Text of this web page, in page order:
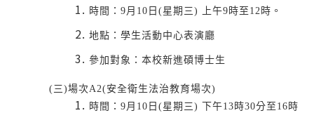
時間：9月10日(星期三) 上午9時至12時。
地點：學生活動中心表演廳
參加對象：本校新進碩博士生
(三)場次A2(安全衛生法治教育場次)
時間：9月10日(星期三) 下午13時30分至16時